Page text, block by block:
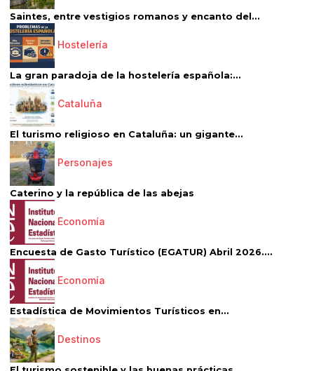
Saintes, entre vestigios romanos y encanto del...
Hostelería
La gran paradoja de la hostelería española:...
Cataluña
El turismo religioso en Cataluña: un gigante...
Personajes
Caterino y la república de las abejas
Economía
Encuesta de Gasto Turístico (EGATUR) Abril 2026....
Economía
Estadística de Movimientos Turísticos en...
Destinos